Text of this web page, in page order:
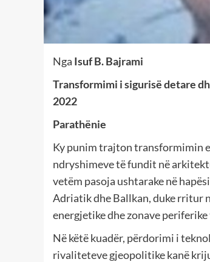
Nga Isuf B. Bajrami
Transformimi i sigurisë detare
2022
Parathënie
Ky punim trajton transformimin
ndryshimeve të fundit në
vetëm pasoja ushtarake në
Adriatik dhe Ballkan, duke rritur
energjetike dhe zonave periferike
Në këtë kuadër, përdorimi i
rivaliteteve gjeopolitike kanë